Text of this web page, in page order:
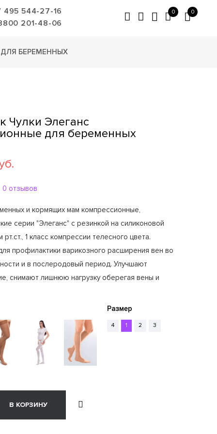
495 544-27-16
201-48-06
0 0
БЕРЕМЕННЫХ
Чулки Элеганс
для беременных
0 отзывов
и кормящих мам компрессионные,
серии "Элеганс" с резинкой на силиконовой
1 класс компрессии телесного цвета.
профилактики варикозного расширения вен во
и в послеродовый период. Улучшают
снимают лишнюю нагрузку оберегая вены и
Размер
4 1 2 3
В КОРЗИНУ